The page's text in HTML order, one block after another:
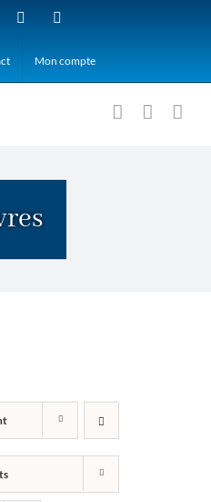
Instagram
Mon compte